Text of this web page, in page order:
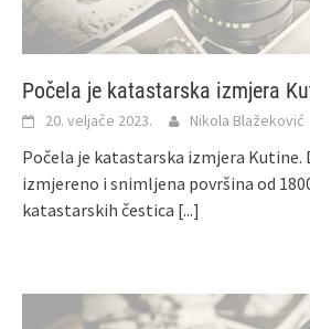
Počela je katastarska izmjera
20. veljače 2023. Nikola Blažeković
Počela je katastarska izmjera Kutine.
izmjereno i snimljena površina od
katastarskih čestica [...]